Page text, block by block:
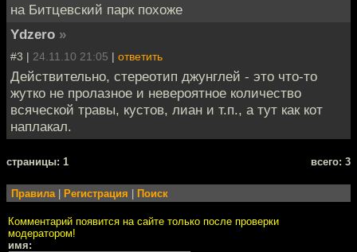
на Битцевский парк похоже
Ydzero »
#3 | 24.11.10 21:05 | ответить
Действительно, стереотип джунглей - это что-то
жутко не пролазное и невероятное количество
всяческой травы, кустов, лиан и т.п., а тут как кот
наплакал.
cтраницы: 1 всего: 3
Правила Регистрация Поиск
Комментарий появится на сайте только после проверки
модератором!
имя: